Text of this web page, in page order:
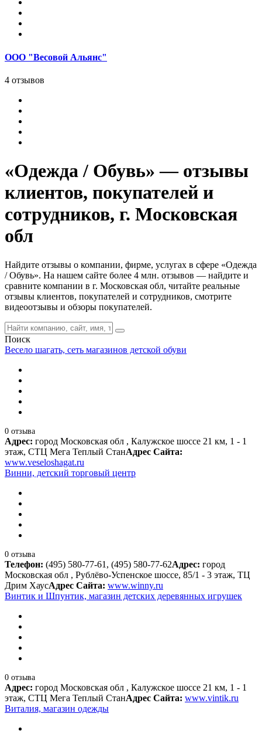
ООО "Весовой Альянс"
4 отзывов
«Одежда / Обувь» — отзывы
клиентов, покупателей и
сотрудников, г. Московская
обл
Найдите отзывы о компании, фирме, услугах в сфере «Одежда
/ Обувь». На нашем сайте более 4 млн. отзывов — найдите и
сравните компании в г. Московская обл, читайте реальные
отзывы клиентов, покупателей и сотрудников, смотрите
видеоотзывы и обзоры покупателей.
Поиск
Весело шагать, сеть магазинов детской обуви
0 отзыва
Адрес: город Московская обл , Калужское шоссе 21 км, 1 - 1
этаж, СТЦ Мега Теплый СтанАдрес Сайта:
www.veseloshagat.ru
Винни, детский торговый центр
0 отзыва
Телефон: (495) 580-77-61, (495) 580-77-62Адрес: город
Московская обл , Рублёво-Успенское шоссе, 85/1 - 3 этаж, ТЦ
Дрим ХаусАдрес Сайта: www.winny.ru
Винтик и Шпунтик, магазин детских деревянных игрушек
0 отзыва
Адрес: город Московская обл , Калужское шоссе 21 км, 1 - 1
этаж, СТЦ Мега Теплый СтанАдрес Сайта: www.vintik.ru
Виталия, магазин одежды